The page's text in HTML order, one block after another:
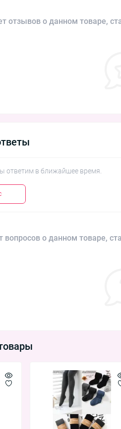
отзывов о данном товаре,
ответим в ближайшее время.
вопросов о данном товаре,